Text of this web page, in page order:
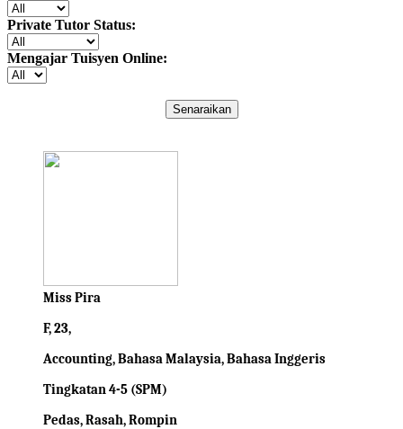
Private Tutor Status:
Mengajar Tuisyen Online:
Senaraikan
Miss Pira
F, 23,
Accounting, Bahasa Malaysia, Bahasa Inggeris
Tingkatan 4-5 (SPM)
Pedas, Rasah, Rompin